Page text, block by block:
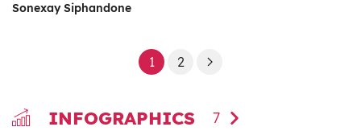
Sonexay Siphandone
1 2
INFOGRAPHICS 7